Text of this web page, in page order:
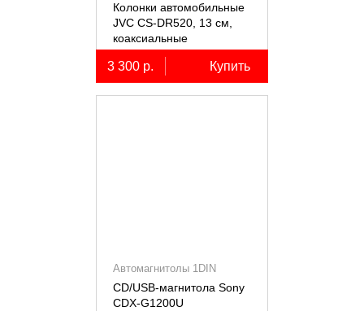
Колонки автомобильные
JVC CS-DR520, 13 см,
коаксиальные
двухполосные, 2 шт.
3 300 р. Купить
Автомагнитолы 1DIN
CD/USB-магнитола Sony
СDX-G1200U